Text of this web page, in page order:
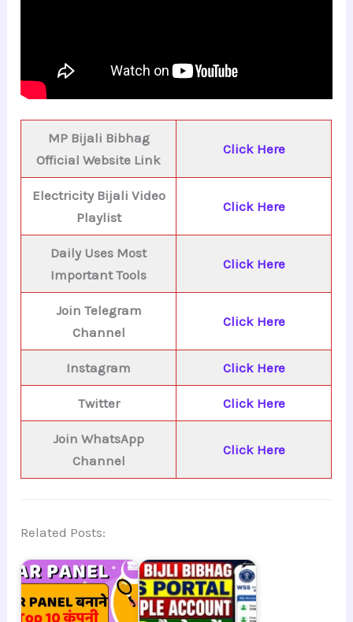
MP Bijali Bibhag
Official Website Link
Click Here
Electricity Bijali Video
Playlist
Click Here
Daily Uses Most
Important Tools
Click Here
Join Telegram
Channel
Click Here
Instagram Click Here
Twitter Click Here
Join WhatsApp
Channel
Click Here
Related Posts: